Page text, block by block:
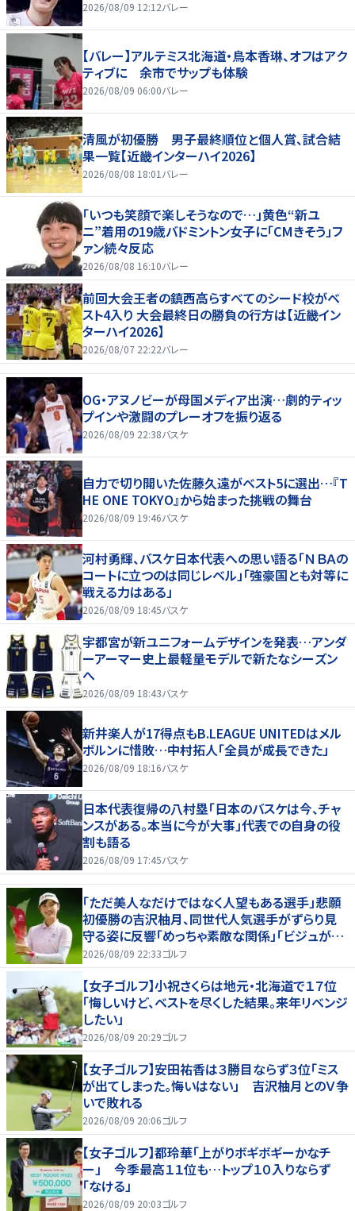
2026/08/09 12:12バレー
【バレー】アルテミス北海道・鳥本香琳、オフはアク
ティブに 余市でサップも体験
2026/08/09 06:00バレー
清風が初優勝 男子最終順位と個人賞、試合結
果一覧【近畿インターハイ2026】
2026/08/08 18:01 バレー
「いつも笑顔で楽しそうなので…」黄色“新ユ
ニ”着用の19歳バドミントン女子に「CMきそう」フ
ァン続々反応
2026/08/08 16:10バレー
前回大会王者の鎮西高らすべてのシード校がベ
スト4入り 大会最終日の勝負の行方は【近畿イン
ターハイ2026】
2026/08/07 22:22バレー
OG・アヌノビーが母国メディア出演…劇的ティッ
プインや激闘のプレーオフを振り返る
2026/08/09 22:38バスケ
自力で切り開いた佐藤久遠がベスト5に選出…『T
HE ONE TOKYO』から始まった挑戦の舞台
2026/08/09 19:46バスケ
河村勇輝、バスケ日本代表への思い語る「ＮＢＡの
コートに立つのは同じレベル」「強豪国とも対等に
戦える力はある」
2026/08/09 18:45バスケ
宇都宮が新ユニフォームデザインを発表…アンダ
ーアーマー史上最軽量モデルで新たなシーズン
へ
2026/08/09 18:43バスケ
新井楽人が17得点もB.LEAGUE UNITEDはメル
ボルンに惜敗…中村拓人「全員が成長できた」
2026/08/09 18:16バスケ
日本代表復帰の八村塁「日本のバスケは今、チャ
ンスがある。本当に今が大事」代表での自身の役
割も語る
2026/08/09 17:45バスケ
「ただ美人なだけではなく人望もある選手」悲願
初優勝の吉沢柚月、同世代人気選手がずらり見
守る姿に反響「めっちゃ素敵な関係」「ビジュが良
すぎてびっくり」
2026/08/09 22:33ゴルフ
【女子ゴルフ】小祝さくらは地元・北海道で１７位
「悔しいけど、ベストを尽くした結果。来年リベンジ
したい」
2026/08/09 20:29ゴルフ
【女子ゴルフ】安田祐香は３勝目ならず３位「ミス
が出てしまった。悔いはない」 吉沢柚月とのＶ争
いで敗れる
2026/08/09 20:06ゴルフ
【女子ゴルフ】都玲華「上がりボギボギーかなチ
ー」 今季最高１１位も…トップ１０入りならず
「なける」
2026/08/09 20:03ゴルフ